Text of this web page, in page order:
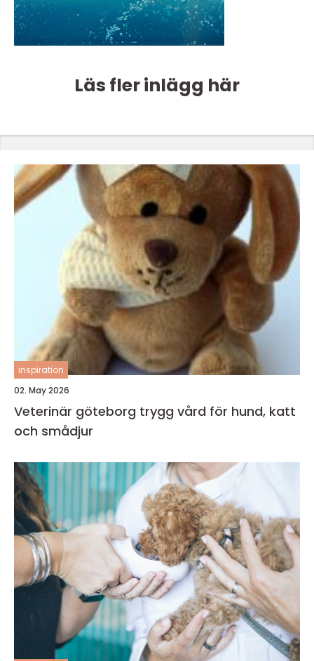
Läs fler inlägg här
inspiration
02. May 2026
Veterinär göteborg trygg vård för hund, katt
och smådjur